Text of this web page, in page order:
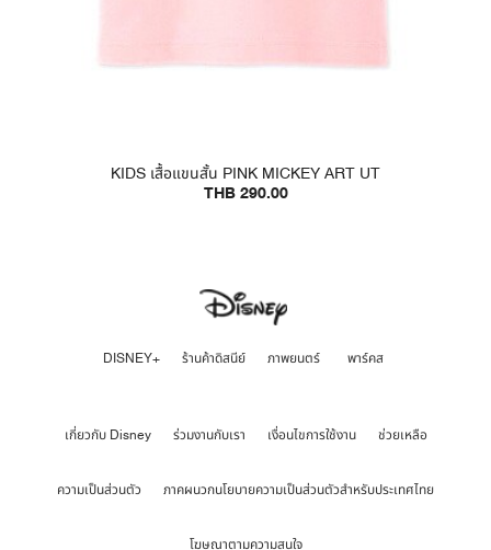
KIDS เสื้อแขนสั้น PINK MICKEY ART UT
THB 290.00
DISNEY+ ร้านค้าดิสนีย์ ภาพยนตร์ พาร์คส
เกี่ยวกับ Disney ร่วมงานกับเรา เงื่อนไขการใช้งาน ช่วยเหลือ
ความเป็นส่วนตัว ภาคผนวกนโยบายความเป็นส่วนตัวสำหรับประเทศไทย
โฆษณาตามความสนใจ